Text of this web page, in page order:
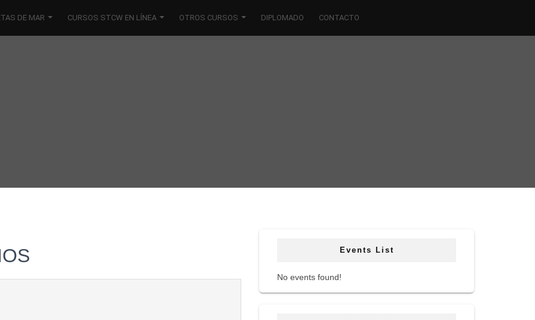
DE MAR CURSOS STCW EN LÍNEA OTROS CURSOS DIPLOMADO CONTACTO
Events List
No events found!